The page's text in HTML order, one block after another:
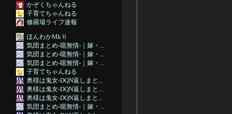
かぞくちゃんねる
子育てちゃんねる
修羅場ライフ速報
ほんわかMkⅡ
気団まとめ-噫無情-｜嫁・...
気団まとめ-噫無情-｜嫁・...
気団まとめ-噫無情-｜嫁・...
子育てちゃんねる
奥様は鬼女-DQN返しまと...
奥様は鬼女-DQN返しまと...
奥様は鬼女-DQN返しまと...
気団まとめ-噫無情-｜嫁・...